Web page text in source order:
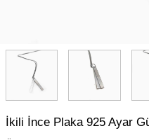
İkili İnce Plaka 925 Ayar